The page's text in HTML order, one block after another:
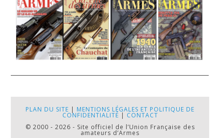
PLAN DU SITE | MENTIONS LÉGALES ET POLITIQUE DE
CONFIDENTIALITÉ | CONTACT
© 2000 - 2026 - Site officiel de l’Union Française des
amateurs d’Armes